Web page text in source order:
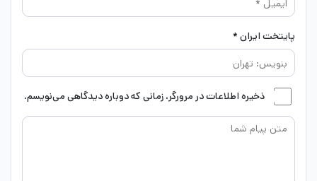
پایتخت ایران *
ذخیره اطلاعات در مرورگر، زمانی که دوباره دیدگاهی می‌نویسم.